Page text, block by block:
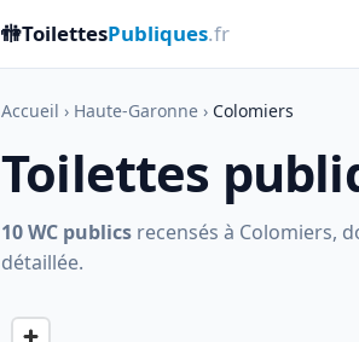
🚻ToilettesPubliques.fr
Accueil › Haute-Garonne › Colomiers
Toilettes
10 WC publics recensés à Colomiers,
détaillée.